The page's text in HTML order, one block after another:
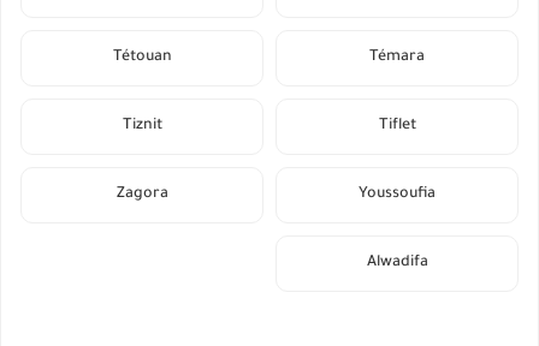
Témara
Tétouan
Tiflet
Tiznit
Youssoufia
Zagora
Alwadifa